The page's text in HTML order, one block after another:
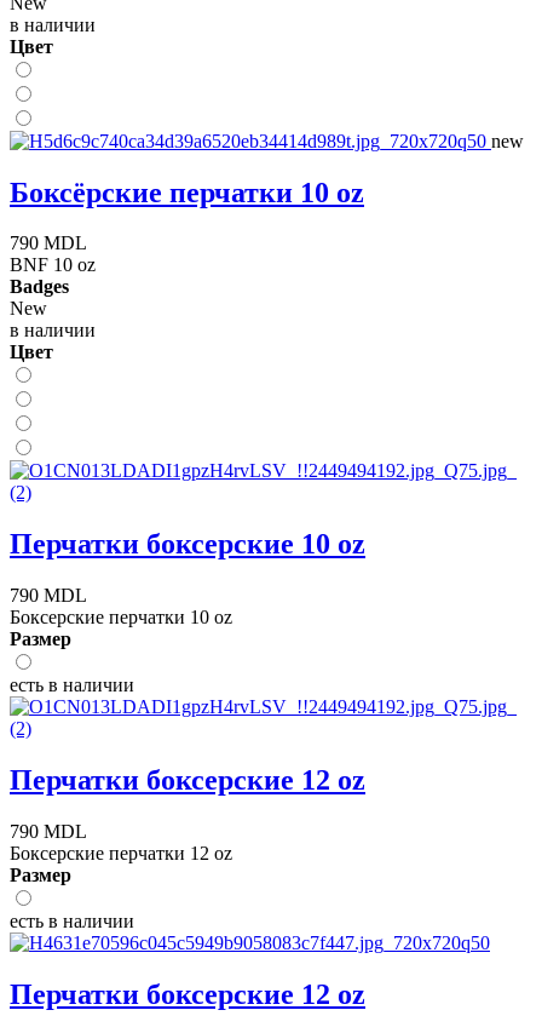
в наличии
Цвет
new
Боксёрские перчатки 10 oz
790 MDL
BNF 10 oz
Badges
New
в наличии
Цвет
Перчатки боксерские 10 oz
790 MDL
Боксерские перчатки 10 oz
Размер
есть в наличии
Перчатки боксерские 12 oz
790 MDL
Боксерские перчатки 12 oz
Размер
есть в наличии
Перчатки боксерские 12 oz